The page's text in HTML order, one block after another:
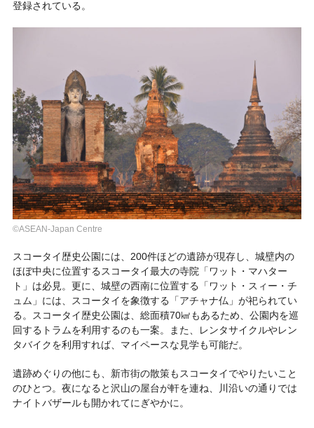
登録されている。
©ASEAN-Japan Centre
スコータイ歴史公園には、200件ほどの遺跡が現存し、城壁内の
ほぼ中央に位置するスコータイ最大の寺院「ワット・マハター
ト」は必見。更に、城壁の西南に位置する「ワット・スィー・チ
ュム」には、スコータイを象徴する「アチャナ仏」が祀られてい
る。スコータイ歴史公園は、総面積70㎢もあるため、公園内を巡
回するトラムを利用するのも一案。また、レンタサイクルやレン
タバイクを利用すれば、マイペースな見学も可能だ。
遺跡めぐりの他にも、新市街の散策もスコータイでやりたいこと
のひとつ。夜になると沢山の屋台が軒を連ね、川沿いの通りでは
ナイトバザールも開かれてにぎやかに。